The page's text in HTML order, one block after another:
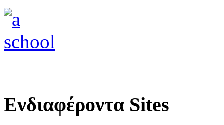
Ενδιαφέροντα Sites